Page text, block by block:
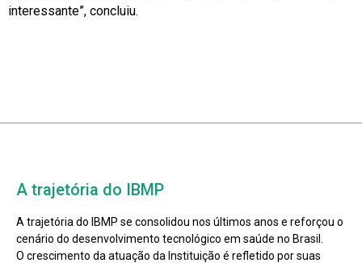
interessante”, concluiu.
A trajetória do IBMP
A trajetória do IBMP se consolidou nos últimos anos e reforçou o
cenário do desenvolvimento tecnológico em saúde no Brasil.
O crescimento da atuação da Instituição é refletido por suas